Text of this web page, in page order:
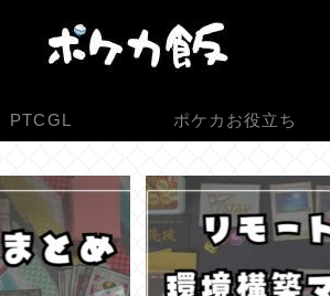
PTCGL ポケカお役立ち